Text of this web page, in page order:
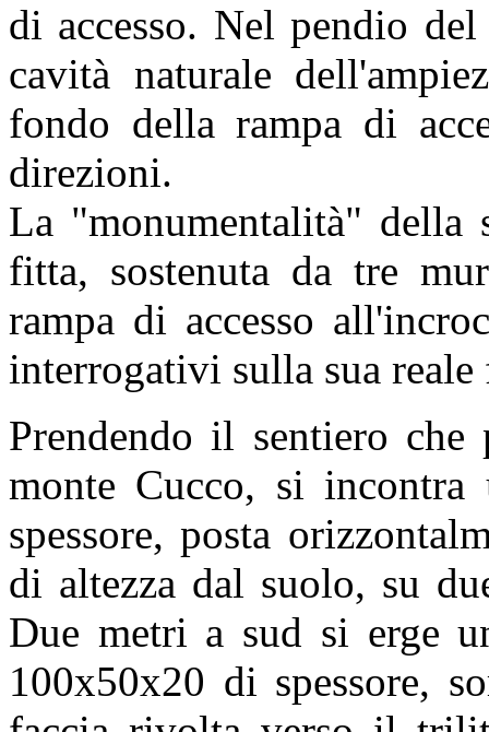
di accesso. Nel pendio
cavità naturale
fondo della rampa di
direzioni.
La "monumentalità" della
fitta, sostenuta da tre
rampa di accesso
interrogativi sulla sua reale
Prendendo il sentiero che
monte Cucco, si
spessore, posta
di altezza dal suolo, su
Due metri a sud si erge
100x50x20 di spessore,